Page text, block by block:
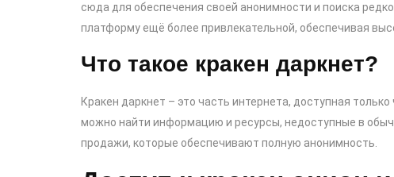
сюда для обеспечения своей анонимности и поиска
платформу ещё более привлекательной, обеспечивая
Что такое кракен даркнет?
Кракен даркнет – это часть интернета, доступная
можно найти информацию и ресурсы, недоступные в
продажи, которые обеспечивают полную анонимность.